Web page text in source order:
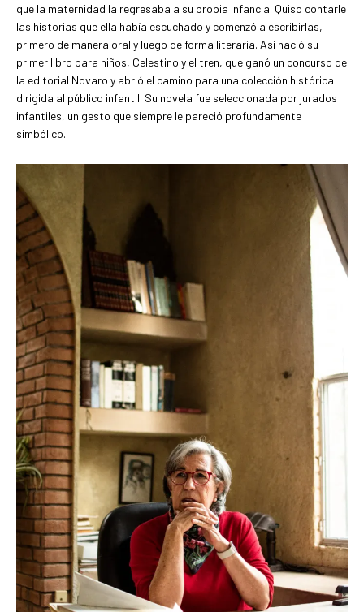
que la maternidad la regresaba a su propia infancia. Quiso contarle
las historias que ella había escuchado y comenzó a escribirlas,
primero de manera oral y luego de forma literaria. Así nació su
primer libro para niños, Celestino y el tren, que ganó un concurso de
la editorial Novaro y abrió el camino para una colección histórica
dirigida al público infantil. Su novela fue seleccionada por jurados
infantiles, un gesto que siempre le pareció profundamente
simbólico.